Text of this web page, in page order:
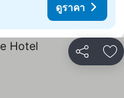
ดูราคา
แชร์ เ